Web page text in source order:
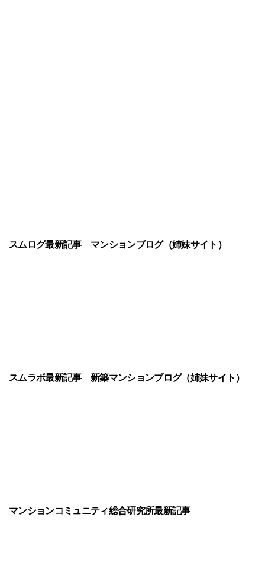
スムログ最新記事マンションブログ（姉妹サイト）
スムラボ最新記事新築マンションブログ（姉妹サイト）
マンションコミュニティ総合研究所最新記事